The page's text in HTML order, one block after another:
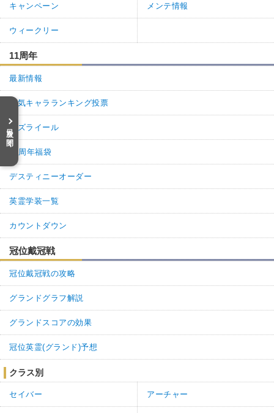
目次を開く
キャンペーン メンテ情報
ウィークリー
11周年
最新情報
人気キャラランキング投票
アズライール
11周年福袋
デスティニーオーダー
英霊学装一覧
カウントダウン
冠位戴冠戦
冠位戴冠戦の攻略
グランドグラフ解説
グランドスコアの効果
冠位英霊(グランド)予想
クラス別
セイバー アーチャー